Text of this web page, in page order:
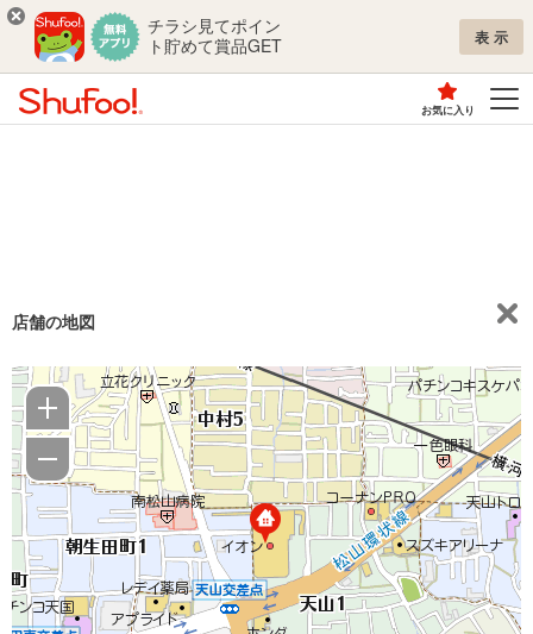
チラシ見てポイン
ト貯めて賞品GET
表示
お気に入り
店舗の地図